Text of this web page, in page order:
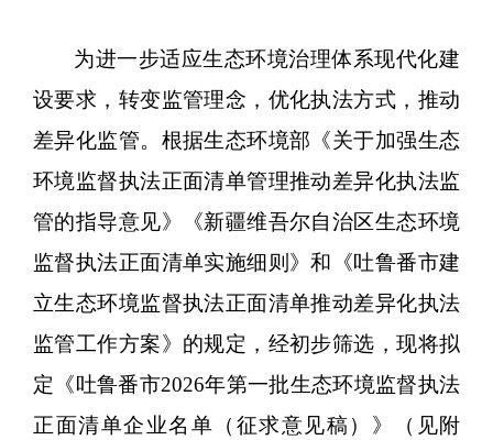
为进一步适应生态环境治理体系现代化建
设要求，转变监管理念，优化执法方式，推动
差异化监管。根据生态环境部《关于加强生态
环境监督执法正面清单管理推动差异化执法监
管的指导意见》《新疆维吾尔自治区生态环境
监督执法正面清单实施细则》和 《吐鲁番市建
立生态环境监督执法正面清单推动差异化执法
监管工作方案》 的规定 ， 经初步筛选，现将拟
定《吐鲁番市2026年第一批生态环境监督执法
正面清单企业名单（征求意见稿）》（见附